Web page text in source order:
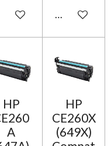
au panierAjouter au
HP
A
HP
CE260X
(649X)